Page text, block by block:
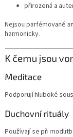
přirozená a
Nejsou parfémované
harmonicky.
K čemu jsou
Meditace
Podporují hluboké
Duchovní rituály
Používají se při